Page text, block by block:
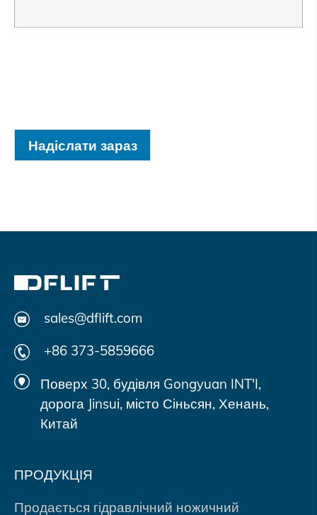
Надіслати зараз
sales@dflift.com
+86 373-5859666
Поверх 30, будівля Gongyuan INT'I,
дорога Jinsui, місто Сіньсян, Хенань,
Китай
ПРОДУКЦІЯ
Продається гідравлічний ножичний